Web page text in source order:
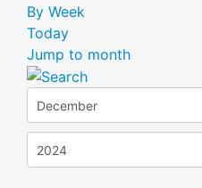
By Week
Today
Jump to month